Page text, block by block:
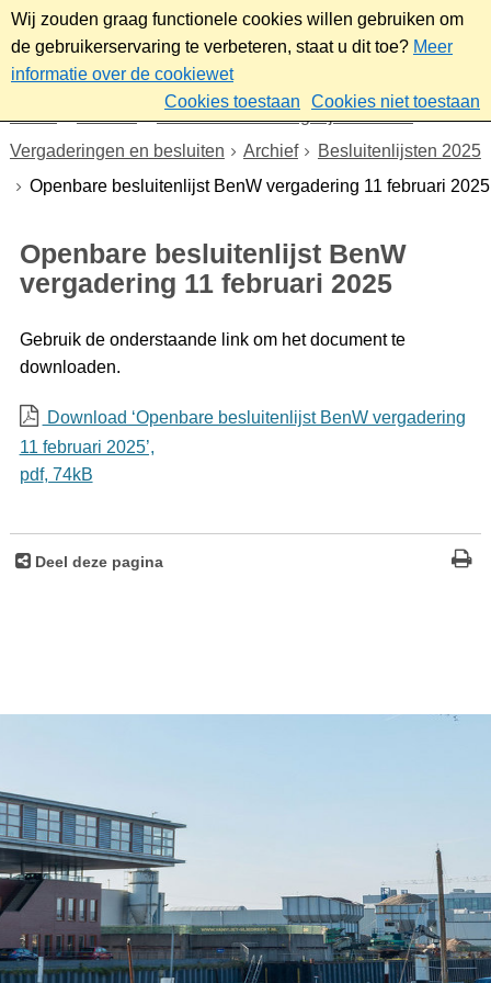
Wij zouden graag functionele cookies willen gebruiken om
de gebruikerservaring te verbeteren, staat u dit toe? Meer
informatie over de cookiewet
Cookies toestaan
Cookies niet toestaan
Gemeenteraad/Dagelijks bestuur
Vergaderingen en besluiten
Archief
Besluitenlijsten 2025
Openbare besluitenlijst BenW vergadering 11 februari 2025
Openbare besluitenlijst BenW
vergadering 11 februari 2025
Gebruik de onderstaande link om het document te
downloaden.
Download ‘Openbare besluitenlijst BenW vergadering
11 februari 2025’,
pdf, 74kB
Deel deze pagina